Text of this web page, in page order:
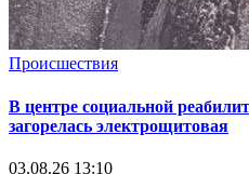
Происшествия
В центре социальной
загорелась электрощитовая
03.08.26 13:10